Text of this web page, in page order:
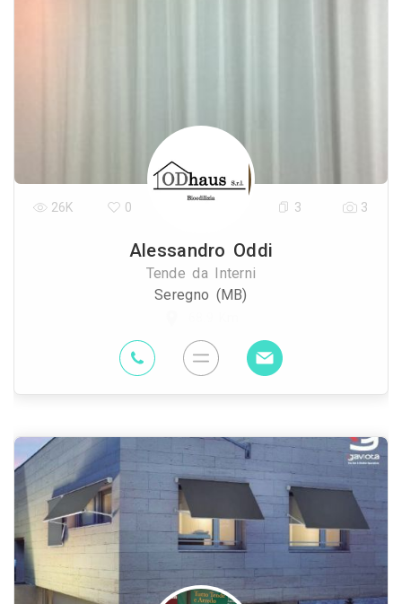
Alessandro Oddi
Tende da Interni
Seregno (MB)
26K 0 3 3